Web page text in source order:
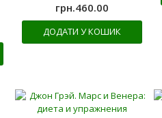
грн.460.00
ДОДАТИ У КОШИК